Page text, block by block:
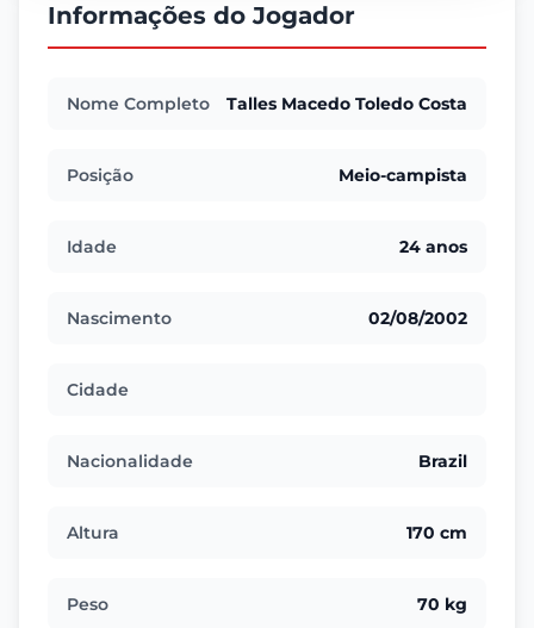
Informações do Jogador
Nome Completo Talles Macedo Toledo Costa
Posição Meio-campista
Idade 24 anos
Nascimento 02/08/2002
Cidade
Nacionalidade Brazil
Altura 170 cm
Peso 70 kg